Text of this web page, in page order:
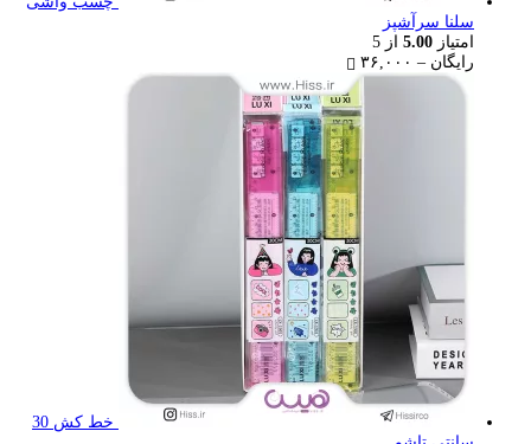
سلنا سرآشپز
امتیاز 5.00 از 5
رایگان – ۳۶,۰۰۰
range:
رایگان
through
۳۶,۰۰۰ تومان
خط کش 30